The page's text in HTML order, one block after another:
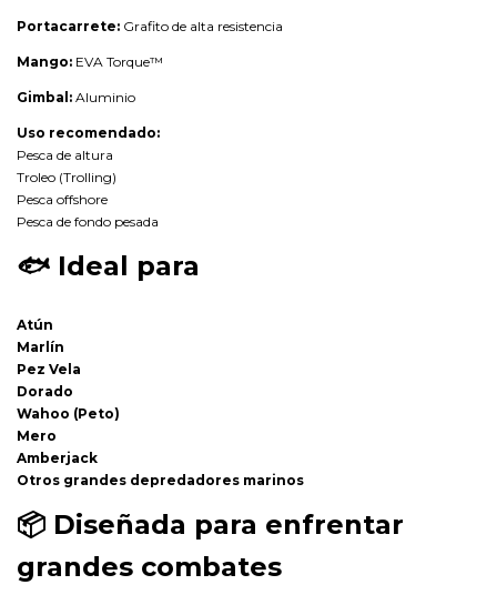
Portacarrete: Grafito de alta resistencia
Mango: EVA Torque™
Gimbal: Aluminio
Uso recomendado:
Pesca de altura
Troleo (Trolling)
Pesca offshore
Pesca de fondo pesada
🐟 Ideal para
Atún
Marlín
Pez Vela
Dorado
Wahoo (Peto)
Mero
Amberjack
Otros grandes depredadores marinos
📦 Diseñada para enfrentar
grandes combates